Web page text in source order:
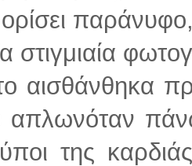
ορίσει
στιγμιαία
αισθάνθηκα
της